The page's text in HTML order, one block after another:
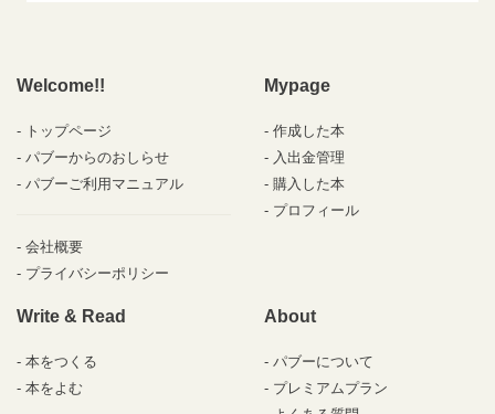
Welcome!!
トップページ
パブーからのおしらせ
パブーご利用マニュアル
会社概要
プライバシーポリシー
Mypage
作成した本
入出金管理
購入した本
プロフィール
Write & Read
本をつくる
本をよむ
About
パブーについて
プレミアムプラン